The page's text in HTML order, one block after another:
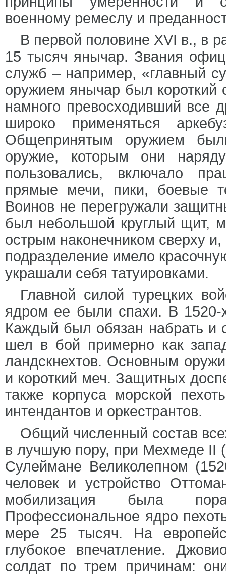
военному ремеслу и
В первой половине XVI в., в
15 тысяч янычар. Звания
служб – например, «главный
оружием янычар был короткий
намного превосходивший все
широко применяться
Общепринятым оружием
оружие, которым они
пользовались, включало
прямые мечи, пики, боевые
Воинов не перегружали
был небольшой круглый щит,
острым наконечником сверху
подразделение имело
украшали себя татуировками.
Главной силой турецких
ядром ее были спахи. В 1520-
Каждый был обязан набрать и
шел в бой примерно как
ландскнехтов. Основным
и короткий меч. Защитных
также корпуса морской
интендантов и оркестрантов.
Общий численный состав
в лучшую пору, при Мехмеде II
Сулеймане Великолепном
человек и устройство
мобилизация была
Профессиональное ядро
мере 25 тысяч. На
глубокое впечатление.
солдат по трем причинам: